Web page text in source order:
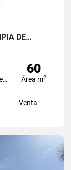
DE…
Estacionamiento
60
Área m2
Venta